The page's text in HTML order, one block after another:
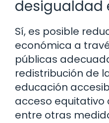
desigualdad
Sí, es posible
económica a
públicas
redistribución de
educación
acceso equitativo
entre otras